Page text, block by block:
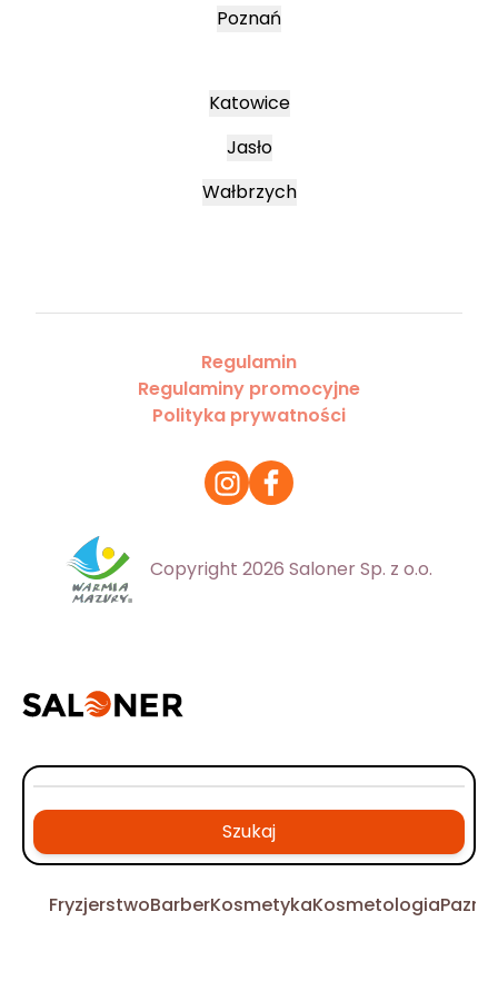
Poznań
Katowice
Jasło
Wałbrzych
Regulamin
Regulaminy promocyjne
Polityka prywatności
Copyright 2026 Saloner Sp. z o.o.
Szukaj
FryzjerstwoBarberKosmetykaKosmetologia